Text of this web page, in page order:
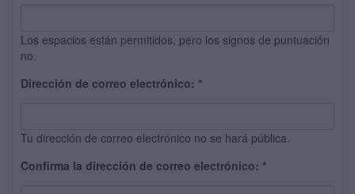
Los espacios están permitidos, pero los signos de puntuación
no.
Dirección de correo electrónico: *
Tu dirección de correo electrónico no se hará pública.
Confirma la dirección de correo electrónico: *